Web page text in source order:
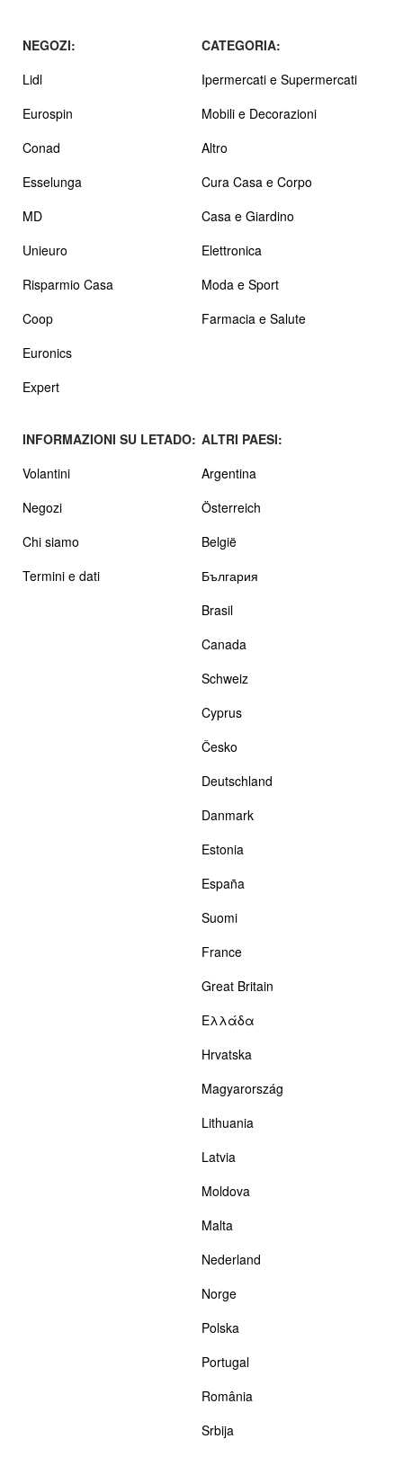
NEGOZI:
Lidl
Eurospin
Conad
Esselunga
MD
Unieuro
Risparmio Casa
Coop
Euronics
Expert
CATEGORIA:
Ipermercati e Supermercati
Mobili e Decorazioni
Altro
Cura Casa e Corpo
Casa e Giardino
Elettronica
Moda e Sport
Farmacia e Salute
INFORMAZIONI SU LETADO:
Volantini
Negozi
Chi siamo
Termini e dati
ALTRI PAESI:
Argentina
Österreich
België
България
Brasil
Canada
Schweiz
Cyprus
Česko
Deutschland
Danmark
Estonia
España
Suomi
France
Great Britain
Ελλάδα
Hrvatska
Magyarország
Lithuania
Latvia
Moldova
Malta
Nederland
Norge
Polska
Portugal
România
Srbija